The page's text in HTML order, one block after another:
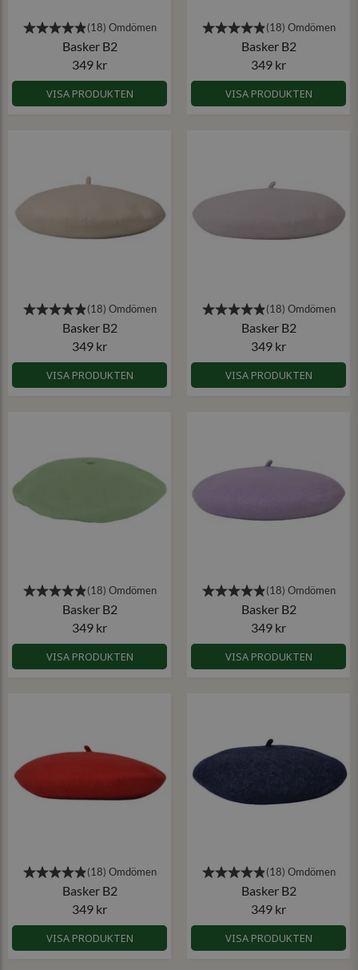
Basker B2
349 kr
VISA PRODUKTEN
Basker B2
349 kr
VISA PRODUKTEN
Basker B2
349 kr
VISA PRODUKTEN
Basker B2
349 kr
VISA PRODUKTEN
Basker B2
349 kr
VISA PRODUKTEN
Basker B2
349 kr
VISA PRODUKTEN
Basker B2
349 kr
VISA PRODUKTEN
Basker B2
349 kr
VISA PRODUKTEN